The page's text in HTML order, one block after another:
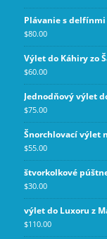
Plávanie s delfínmi
$80.00
Výlet do Káhiry zo
$60.00
Jednodňový výlet
$75.00
Šnorchlovací výlet
$55.00
štvorkolkové
$30.00
výlet do Luxoru z
$110.00